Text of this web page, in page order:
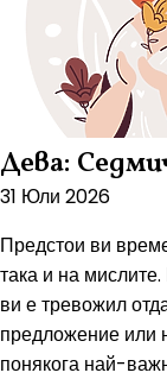
Дева:
31 Юли 2026
Предстои ви
така и на
ви е тревожил
предложение или
понякога най-